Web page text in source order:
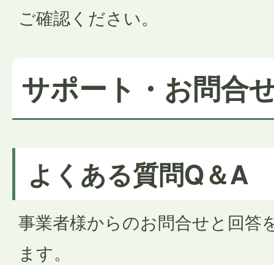
ご確認ください。
サポート・お問合
よくある質問Q＆A
事業者様からのお問合せと回答
ます。